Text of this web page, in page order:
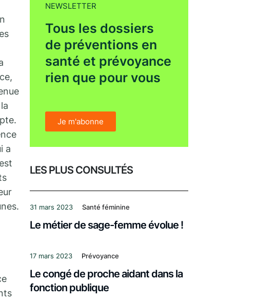
a
NEWSLETTER
Tous les dossiers
de préventions en
santé et prévoyance
rien que pour vous
Je m'abonne
LES PLUS CONSULTÉS
31 mars 2023 Santé féminine
Le métier de sage-femme évolue !
17 mars 2023 Prévoyance
Le congé de proche aidant dans la
fonction publique